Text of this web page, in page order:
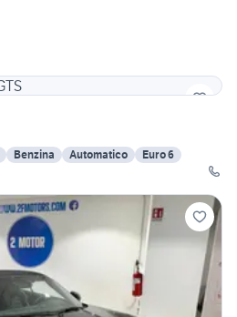
Benzina Automatico
Euro 6